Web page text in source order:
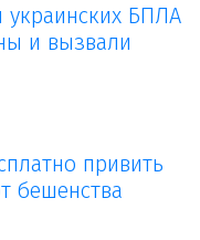
украинских БПЛА
и вызвали
привить
бешенства